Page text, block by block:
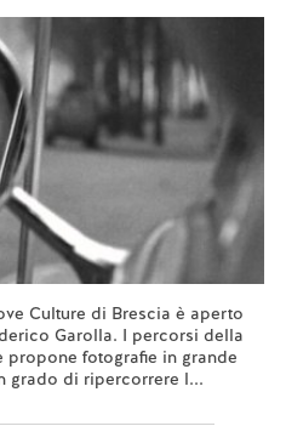
Culture di Brescia è aperto
Garolla. I percorsi della
propone fotografie in grande
grado di ripercorrere l...